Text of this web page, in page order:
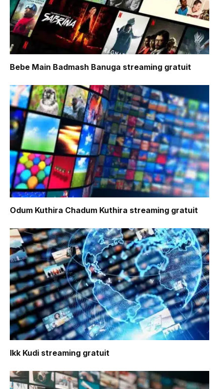
Bebe Main Badmash Banuga streaming gratuit
Odum Kuthira Chadum Kuthira streaming gratuit
Ikk Kudi streaming gratuit